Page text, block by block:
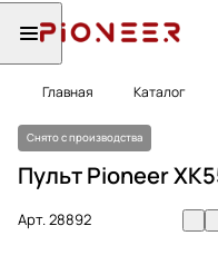
Главная Каталог
Снято с производства
Пульт Pioneer
Арт.28892